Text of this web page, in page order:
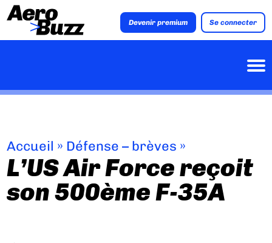
Devenir premium Se connecter
Accueil » Défense – brèves »
L’US Air Force reçoit
son 500ème F-35A